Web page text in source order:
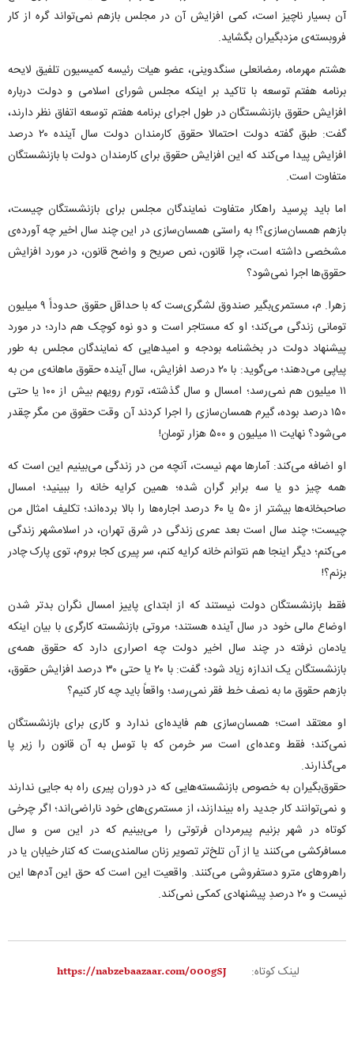
آن بسیار ناچیز است، کمی افزایش آن در مجلس بازهم نمی‌تواند گره از کار
فروبسته‌ی مزدبگیران بگشاید.
هشتم مهرماه، رمضانعلی سنگدوینی، عضو هیات رئیسه کمیسیون تلفیق لایحه
برنامه هفتم توسعه با تاکید بر اینکه مجلس شورای اسلامی و دولت درباره
افزایش حقوق بازنشستگان در طول اجرای برنامه هفتم توسعه اتفاق نظر دارند،
گفت: طبق گفته دولت احتمالا حقوق کارمندان دولت سال آینده ۲۰ درصد
افزایش پیدا می‌کند که این افزایش حقوق برای کارمندان دولت با بازنشستگان
متفاوت است.
اما باید پرسید راهکار متفاوت نمایندگان مجلس برای بازنشستگان چیست،
بازهم همسان‌سازی؟! به راستی همسان‌سازی در این چند سال اخیر چه آورده‌ی
مشخصی داشته است، چرا قانون، نص صریح و واضح قانون، در مورد افزایش
حقوق‌ها اجرا نمی‌شود؟
زهرا. م، مستمری‌بگیر صندوق لشگری‌ست که با حداقل حقوق حدوداً ۹ میلیون
تومانی زندگی می‌کند؛ او که مستاجر است و دو نوه کوچک هم دارد؛ در مورد
پیشنهاد دولت در بخشنامه بودجه و امیدهایی که نمایندگان مجلس به طور
پیاپی می‌دهند؛ می‌گوید: با ۲۰ درصد افزایش، سال آینده حقوق ماهانه‌ی من به
۱۱ میلیون هم نمی‌رسد؛ امسال و سال گذشته، تورم رویهم بیش از ۱۰۰ یا حتی
۱۵۰ درصد بوده، گیرم همسان‌سازی را اجرا کردند آن وقت حقوق من مگر چقدر
می‌شود؟ نهایت ۱۱ میلیون و ۵۰۰ هزار تومان!
او اضافه می‌کند: آمارها مهم نیست، آنچه من در زندگی می‌بینیم این است که
همه چیز دو یا سه برابر گران شده؛ همین کرایه خانه را ببینید؛ امسال
صاحبخانه‌ها بیشتر از ۵۰ یا ۶۰ درصد اجاره‌ها را بالا برده‌اند؛ تکلیف امثال من
چیست؛ چند سال است بعد عمری زندگی در شرق تهران، در اسلامشهر زندگی
می‌کنم؛ دیگر اینجا هم نتوانم خانه کرایه کنم، سر پیری کجا بروم، توی پارک چادر
بزنم؟!
فقط بازنشستگان دولت نیستند که از ابتدای پاییز امسال نگران بدتر شدن
اوضاع مالی خود در سال آینده هستند؛ مروتی بازنشسته کارگری با بیان اینکه
یادمان نرفته در چند سال اخیر دولت چه اصراری دارد که حقوق همه‌ی
بازنشستگان یک ‌اندازه زیاد شود؛ گفت: با ۲۰ یا حتی ۳۰ درصد افزایش حقوق،
بازهم حقوق ما به نصف خط فقر نمی‌رسد؛ واقعاً باید چه کار کنیم؟
او معتقد است؛ همسان‌سازی هم فایده‌ای ندارد و کاری برای بازنشستگان
نمی‌کند؛ فقط وعده‌ای است سر خرمن که با توسل به آن قانون را زیر پا
می‌گذارند.
حقوق‌بگیران به خصوص بازنشسته‌هایی که در دوران پیری راه به جایی ندارند
و نمی‌توانند کار جدید راه بیندازند، از مستمری‌های خود ناراضی‌اند؛ اگر چرخی
کوتاه در شهر بزنیم پیرمردان فرتوتی را می‌بینیم که در این سن و سال
مسافرکشی می‌کنند یا از آن تلخ‌تر تصویر زنان سالمندی‌ست که کنار خیابان یا در
راهروهای مترو دستفروشی می‌کنند. واقعیت این است که حق این آدم‌ها این
نیست و ۲۰ درصدِ پیشنهادی کمکی نمی‌کند.
لینک کوتاه: